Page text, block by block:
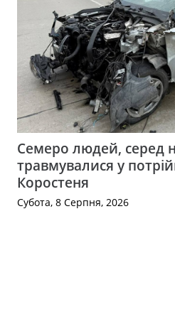
Семеро людей, серед
травмувалися у
Коростеня
Субота, 8 Серпня, 2026